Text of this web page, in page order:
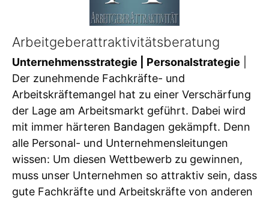
Arbeitgeberattraktivitätsberatung
Unternehmensstrategie | Personalstrategie
Der zunehmende Fachkräfte- und
Arbeitskräftemangel hat zu einer Verschärfung
der Lage am Arbeitsmarkt geführt. Dabei wird
mit immer härteren Bandagen gekämpft. Denn
alle Personal- und Unternehmensleitungen
wissen: Um diesen Wettbewerb zu gewinnen,
muss unser Unternehmen so attraktiv sein, dass
gute Fachkräfte und Arbeitskräfte von anderen